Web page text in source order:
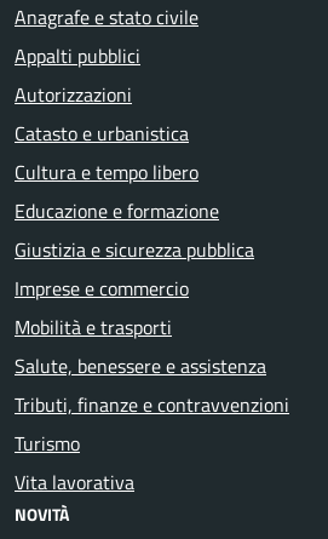
Anagrafe e stato civile
Appalti pubblici
Autorizzazioni
Catasto e urbanistica
Cultura e tempo libero
Educazione e formazione
Giustizia e sicurezza pubblica
Imprese e commercio
Mobilità e trasporti
Salute, benessere e assistenza
Tributi, finanze e contravvenzioni
Turismo
Vita lavorativa
NOVITÀ